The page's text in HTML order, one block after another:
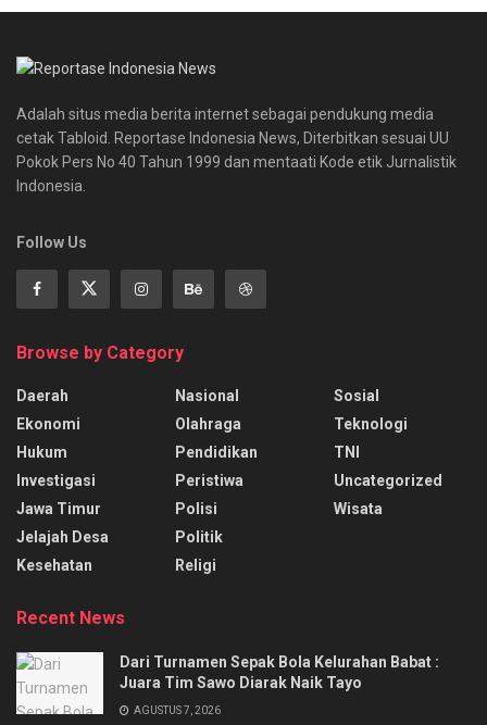
Adalah situs media berita internet sebagai pendukung media
cetak Tabloid. Reportase Indonesia News, Diterbitkan sesuai UU
Pokok Pers No 40 Tahun 1999 dan mentaati Kode etik Jurnalistik
Indonesia.
Follow Us
Browse by Category
Daerah
Ekonomi
Hukum
Investigasi
Jawa Timur
Jelajah Desa
Kesehatan
Nasional
Olahraga
Pendidikan
Peristiwa
Polisi
Politik
Religi
Sosial
Teknologi
TNI
Uncategorized
Wisata
Recent News
Dari Turnamen Sepak Bola Kelurahan Babat :
Juara Tim Sawo Diarak Naik Tayo
AGUSTUS 7, 2026